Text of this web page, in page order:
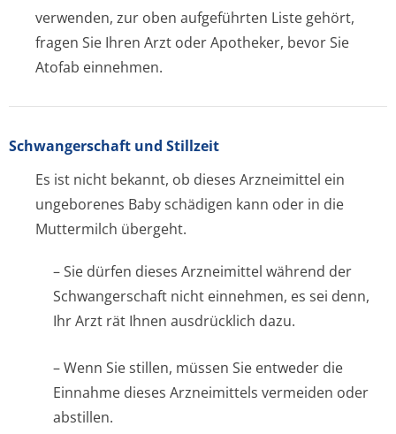
verwenden, zur oben aufgeführten Liste gehört,
fragen Sie Ihren Arzt oder Apotheker, bevor Sie
Atofab einnehmen.
Schwangerschaft und Stillzeit
Es ist nicht bekannt, ob dieses Arzneimittel ein
ungeborenes Baby schädigen kann oder in die
Muttermilch übergeht.
– Sie dürfen dieses Arzneimittel während der
Schwangerschaft nicht einnehmen, es sei denn,
Ihr Arzt rät Ihnen ausdrücklich dazu.
– Wenn Sie stillen, müssen Sie entweder die
Einnahme dieses Arzneimittels vermeiden oder
abstillen.